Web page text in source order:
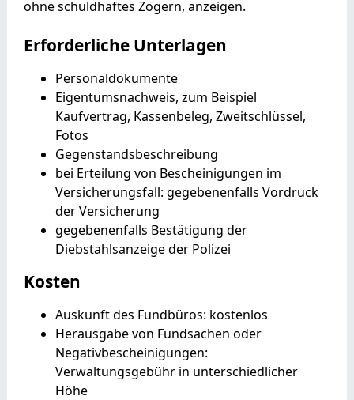
ohne schuldhaftes Zögern, anzeigen.
Erforderliche Unterlagen
Personaldokumente
Eigentumsnachweis, zum Beispiel
Kaufvertrag, Kassenbeleg, Zweitschlüssel,
Fotos
Gegenstandsbeschreibung
bei Erteilung von Bescheinigungen im
Versicherungsfall: gegebenenfalls Vordruck
der Versicherung
gegebenenfalls Bestätigung der
Diebstahlsanzeige der Polizei
Kosten
Auskunft des Fundbüros: kostenlos
Herausgabe von Fundsachen oder
Negativbescheinigungen:
Verwaltungsgebühr in unterschiedlicher
Höhe